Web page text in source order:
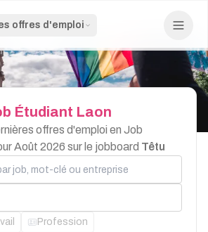
offres d'emploi
Étudiant Laon
offres d'emploi en Job
Août 2026 sur le jobboard Têtu
mot-clé ou entreprise
Profession